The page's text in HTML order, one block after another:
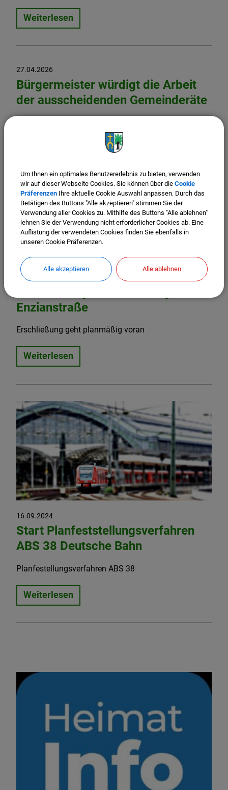
Weiterlesen
27.04.2026
Bürgermeister würdigt die Arbeit
der ausscheidenden Gemeinderäte
17.03.2026
Enzianstraße
Erschließung geht planmäßig voran
Weiterlesen
16.09.2024
Start Planfeststellungsverfahren
ABS 38 Deutsche Bahn
Planfestellungsverfahren ABS 38
Weiterlesen
Um Ihnen ein optimales Benutzererlebnis zu bieten, verwenden
wir auf dieser Webseite Cookies. Sie können über die Cookie
Präferenzen Ihre aktuelle Cookie Auswahl anpassen. Durch das
Betätigen des Buttons "Alle akzeptieren" stimmen Sie der
Verwendung aller Cookies zu. Mithilfe des Buttons "Alle ablehnen"
lehnen Sie der Verwendung nicht erforderlicher Cookies ab. Eine
Auflistung der verwendeten Cookies finden Sie ebenfalls in
unseren Cookie Präferenzen.
Alle akzeptieren Alle ablehnen